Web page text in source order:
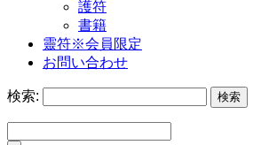
護符
書籍
靈符※会員限定
お問い合わせ
検索: